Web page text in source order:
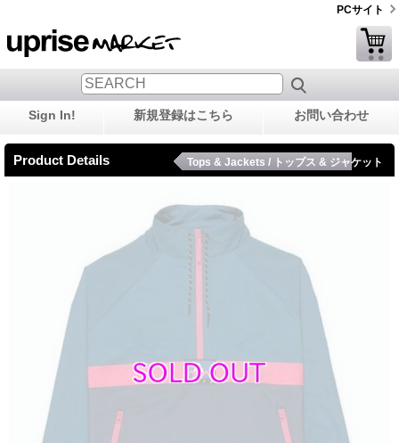
PCサイト
Sign In! 新規登録はこちら お問い合わせ
Product Details Tops & Jackets / トップス & ジャケット